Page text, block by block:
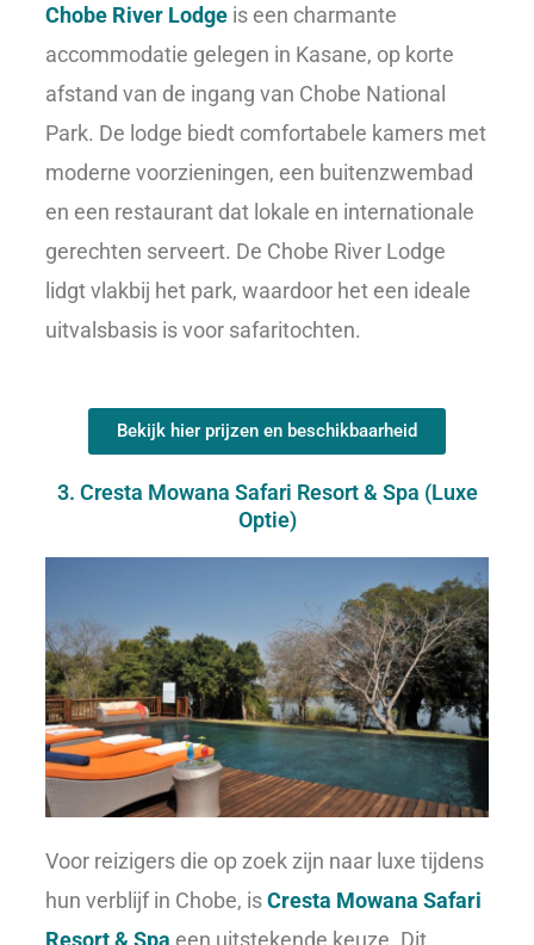
Chobe River Lodge is een charmante
accommodatie gelegen in Kasane, op korte
afstand van de ingang van Chobe National
Park. De lodge biedt comfortabele kamers met
moderne voorzieningen, een buitenzwembad
en een restaurant dat lokale en internationale
gerechten serveert. De Chobe River Lodge
lidgt vlakbij het park, waardoor het een ideale
uitvalsbasis is voor safaritochten.
Bekijk hier prijzen en beschikbaarheid
3. Cresta Mowana Safari Resort & Spa (Luxe
Optie)
Voor reizigers die op zoek zijn naar luxe tijdens
hun verblijf in Chobe, isCresta Mowana Safari
Resort & Spa een uitstekende keuze. Dit